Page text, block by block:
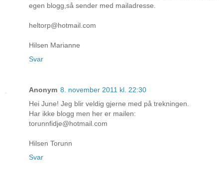
egen blogg,så sender med mailadresse.
heltorp@hotmail.com
Hilsen Marianne
Svar
Anonym 8. november 2011 kl. 22:30
Hei June! Jeg blir veldig gjerne med på trekningen.
Har ikke blogg men her er mailen:
torunnfidje@hotmail.com
Hilsen Torunn
Svar